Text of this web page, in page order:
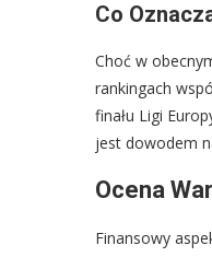
Co
Choć w
rankingach
finału Ligi
jest dowodem
Ocena
Finansowy